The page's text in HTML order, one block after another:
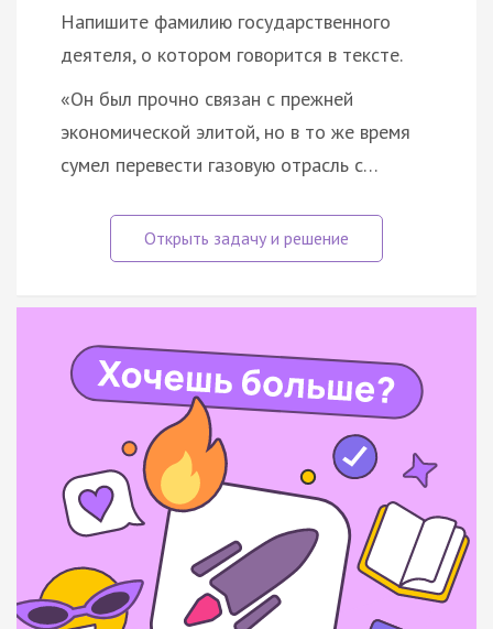
Напишите фамилию государственного
деятеля, о котором говорится в тексте.
«Он был прочно связан с прежней
экономической элитой, но в то же время
сумел перевести газовую отрасль с…